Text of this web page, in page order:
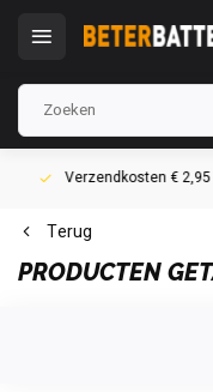
Verzendkosten € 2,95
Terug
PRODUCTEN